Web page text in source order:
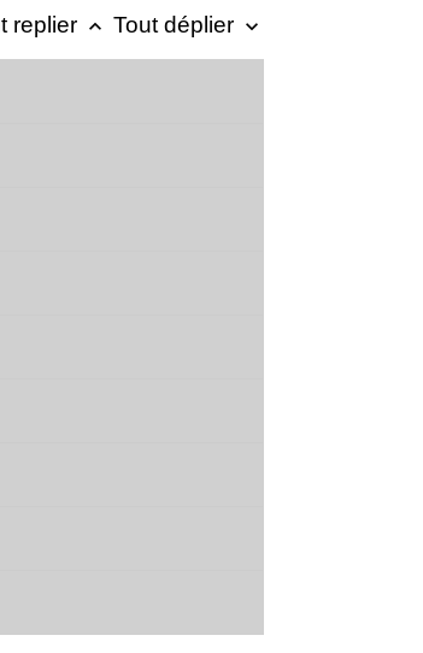
replier keyboard_arrow_up Tout déplier keyboard_arrow_down